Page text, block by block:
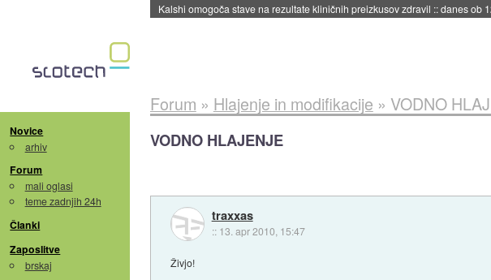
Sandisk že prodal več kot polovico SSD-jev za naslednji dve leti::danes ob
Novice
arhiv
Forum
mali oglasi
teme zadnjih 24h
Članki
Zaposlitve
brskaj
Forum » Hlajenje in modifikacije » VODNO
VODNO HLAJENJE
traxxas
:: 13. apr 2010, 15:47
Živjo!